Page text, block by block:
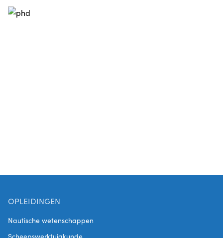
OPLEIDINGEN
Nautische wetenschappen
Scheepswerktuigkunde